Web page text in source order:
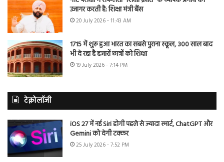
उजागर करती है: शिक्षा मंत्री बैंस
20 July 2026 - 11:43 AM
1715 में शुरू हुआ भारत का सबसे पुराना स्कूल, 300 साल बाद
भी दे रहा है हजारों छात्रों को शिक्षा
19 July 2026 - 7:14 PM
टेक्नोलॉजी
iOS 27 में नई Siri होगी पहले से ज्यादा स्मार्ट, ChatGPT और
Gemini को देगी टक्कर
25 July 2026 - 7:52 PM